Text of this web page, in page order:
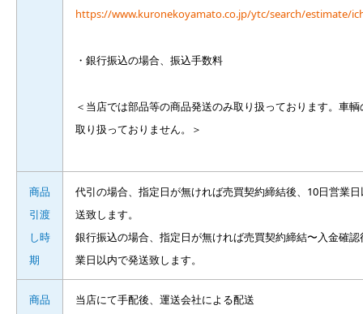
https://www.kuronekoyamato.co.jp/ytc/search/estimate/
・銀行振込の場合、振込手数料
＜当店では部品等の商品発送のみ取り扱っております。車
取り扱っておりません。＞
商品
引渡
し時
期
代引の場合、指定日が無ければ売買契約締結後、10日営業
送致します。
銀行振込の場合、指定日が無ければ売買契約締結〜入金確認
業日以内で発送致します。
商品 当店にて手配後、運送会社による配送